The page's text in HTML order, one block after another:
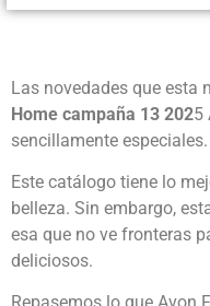
Las novedades que esta
Home campaña 13 2025
sencillamente especiales.
Este catálogo tiene lo
belleza. Sin embargo,
esa que no ve fronteras
deliciosos.